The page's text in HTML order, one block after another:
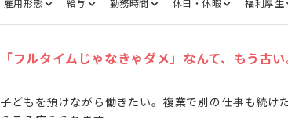
雇用形態 給与 勤務時間 休日・休暇 福利厚生
「フルタイムじゃなきゃダメ」なんて、もう古い
子どもを預けながら働きたい。複業で別の仕事も続